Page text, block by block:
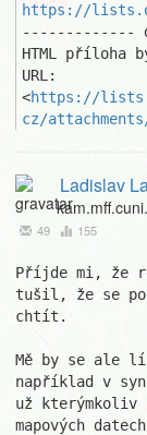
https://
-------------
HTML příloha
URL:
<https://
cz/
Ladislav
49 155
Příjde mi, že
tušil, že se
chtít.
Mě by se ale
například v
už kterýmkoliv
mapových